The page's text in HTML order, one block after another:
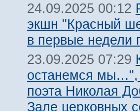
24.09.2025 00:12
экшн "Красный
в первые недели
23.09.2025 07:29
останемся
поэта Николая
Зале церковных